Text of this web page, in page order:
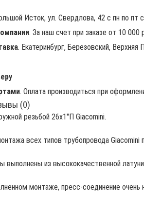
Исток, ул. Свердлова, 42 с пн по пт
. За наш счет при заказе от 10
. Екатеринбург, Березовский,
. Оплата производиться при
(0)
резьбой 26х1"П Giacomini.
всех типов трубопровода
выполнены из высококачественной
монтаже, пресс-соединение